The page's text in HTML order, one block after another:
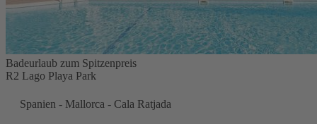
Badeurlaub zum Spitzenpreis
R2 Lago Playa Park
Spanien - Mallorca - Cala Ratjada